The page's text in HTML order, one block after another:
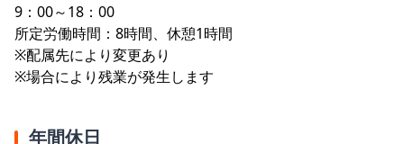
9：00～18：00
所定労働時間：8時間、休憩1時間
※配属先により変更あり
※場合により残業が発生します
年間休日